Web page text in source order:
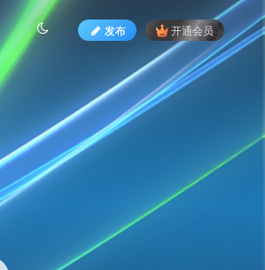
发布 开通会员